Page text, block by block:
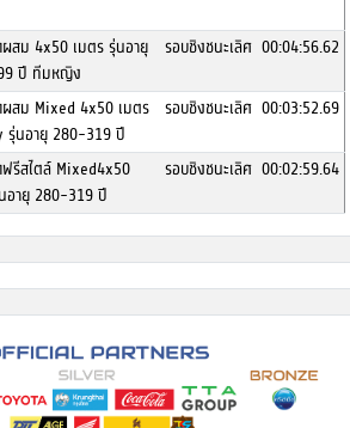
สม 4x50 เมตร รุ่นอายุ
ปี ทีมหญิง
รอบชิงชนะเลิศ 00:04:56.62
สม Mixed 4x50 เมตร
รุ่นอายุ 280-319 ปี
รอบชิงชนะเลิศ 00:03:52.69
รีสไตล์ Mixed4x50
อายุ 280-319 ปี
รอบชิงชนะเลิศ 00:02:59.64